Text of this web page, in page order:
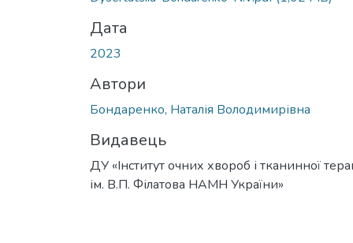
Дата
2023
Автори
Бондаренко, Наталія Володимирівна
Видавець
ДУ «Інститут очних хвороб і тканинної
ім. В.П. Філатова НАМН України»